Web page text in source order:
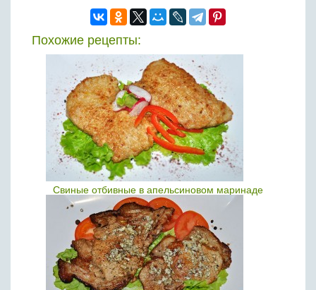
Похожие рецепты:
Свиные отбивные в апельсиновом маринаде